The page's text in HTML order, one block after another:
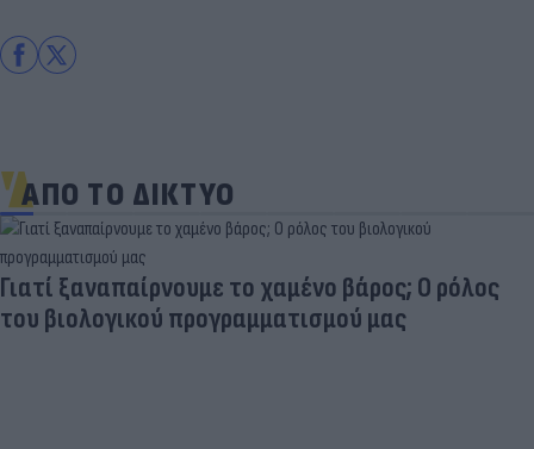
ΑΠΟ ΤΟ ΔΙΚΤΥΟ
Γιατί ξαναπαίρνουμε το χαμένο βάρος; Ο ρόλος
του βιολογικού προγραμματισμού μας